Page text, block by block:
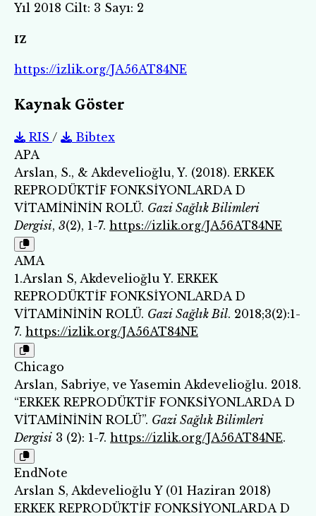
Yıl 2018 Cilt: 3 Sayı: 2
IZ
https://izlik.org/JA56AT84NE
Kaynak Göster
RIS /
Bibtex
APA
Arslan, S., & Akdevelioğlu, Y. (2018). ERKEK
REPRODÜKTİF FONKSİYONLARDA D
VİTAMİNİNİN ROLÜ. Gazi Sağlık Bilimleri
Dergisi, 3(2), 1-7. https://izlik.org/JA56AT84NE
AMA
1.Arslan S, Akdevelioğlu Y. ERKEK
REPRODÜKTİF FONKSİYONLARDA D
VİTAMİNİNİN ROLÜ. Gazi Sağlık Bil. 2018;3(2):1-
7. https://izlik.org/JA56AT84NE
Chicago
Arslan, Sabriye, ve Yasemin Akdevelioğlu. 2018.
“ERKEK REPRODÜKTİF FONKSİYONLARDA D
VİTAMİNİNİN ROLÜ”. Gazi Sağlık Bilimleri
Dergisi 3 (2): 1-7. https://izlik.org/JA56AT84NE.
EndNote
Arslan S, Akdevelioğlu Y (01 Haziran 2018)
ERKEK REPRODÜKTİF FONKSİYONLARDA D